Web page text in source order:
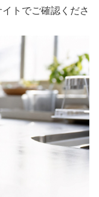
トでご確認くださ